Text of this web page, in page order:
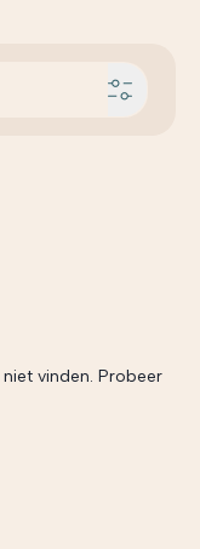
vinden. Probeer